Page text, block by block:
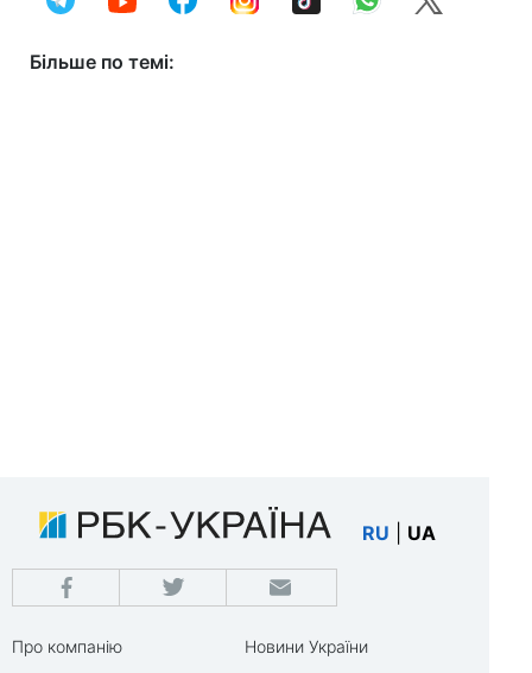
Більше по темі:
RU UA
Про компанію
Новини України